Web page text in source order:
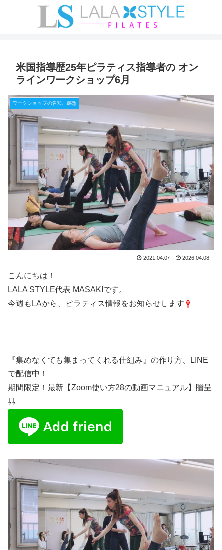
米国指導歴25年ピラティス指導者の オン
ラインワークショップ6月
ワークショップの告知、感想
2021.04.07 2026.04.08
こんにちは！
LALA STYLE代表 MASAKIです。
今週もLAから、ピラティス情報をお知らせします
『集めなくても集まってくれる仕組み』の作り方、LINE
で配信中！
期間限定！最新【Zoom使い方28の動画マニュアル】贈呈
⇩⇩